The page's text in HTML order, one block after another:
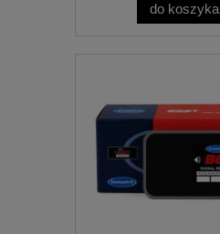
do koszyka